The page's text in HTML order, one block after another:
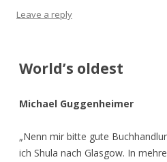
Leave a reply
World’s oldest
Michael Guggenheimer
„Nenn mir bitte gute
ich Shula nach Glasgow. In